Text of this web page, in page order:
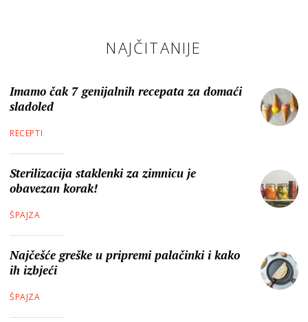
NAJČITANIJE
Imamo čak 7 genijalnih recepata za domaći
sladoled
RECEPTI
Sterilizacija staklenki za zimnicu je
obavezan korak!
ŠPAJZA
Najčešće greške u pripremi palačinki i kako
ih izbjeći
ŠPAJZA